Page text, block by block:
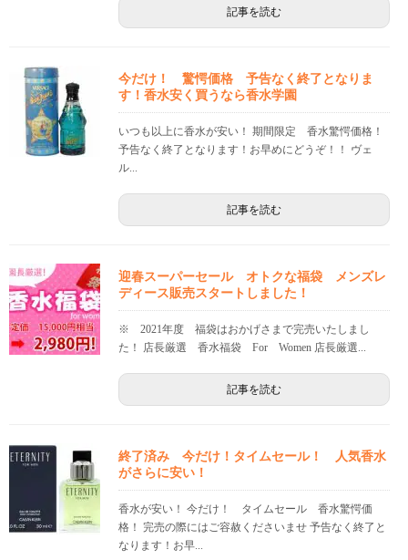
記事を読む
今だけ！ 驚愕価格 予告なく終了となりま
す！香水安く買うなら香水学園
いつも以上に香水が安い！ 期間限定 香水驚愕価格！
予告なく終了となります！お早めにどうぞ！！ ヴェ
ル...
記事を読む
迎春スーパーセール オトクな福袋 メンズレ
ディース販売スタートしました！
※ 2021年度 福袋はおかげさまで完売いたしまし
た！ 店長厳選 香水福袋 For Women 店長厳選...
記事を読む
終了済み 今だけ！タイムセール！ 人気香水
がさらに安い！
香水が安い！ 今だけ！ タイムセール 香水驚愕価
格！ 完売の際にはご容赦くださいませ 予告なく終了と
なります！お早...